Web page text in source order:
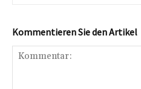
Kommentieren Sie den Artikel